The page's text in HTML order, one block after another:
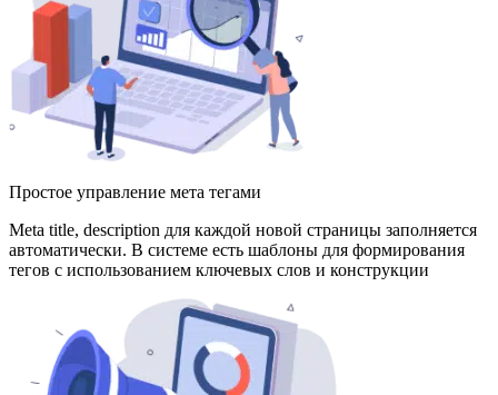
Простое управление мета тегами
Meta title, description для каждой новой страницы заполняется
автоматически. В системе есть шаблоны для формирования
тегов с использованием ключевых слов и конструкции